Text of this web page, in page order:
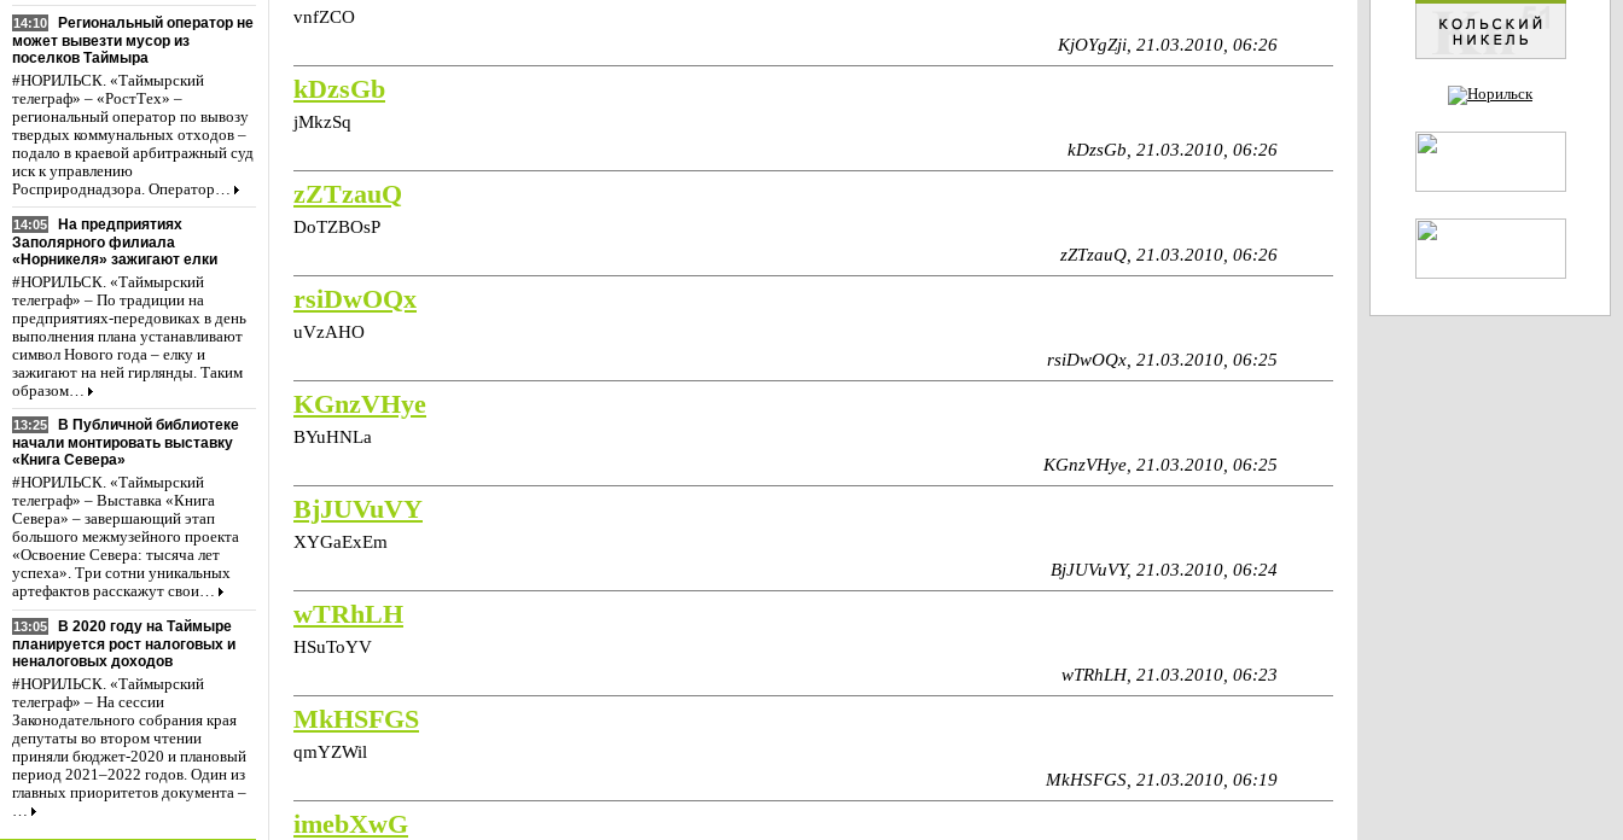
14:10
Региональный оператор не
может вывезти мусор из
поселков Таймыра
#НОРИЛЬСК. «Таймырский
телеграф» – «РостТех» –
региональный оператор по вывозу
твердых коммунальных отходов –
подало в краевой арбитражный суд
иск к управлению
Росприроднадзора. Оператор…
14:05
На предприятиях
Заполярного филиала
«Норникеля» зажигают елки
#НОРИЛЬСК. «Таймырский
телеграф» – По традиции на
предприятиях-передовиках в день
выполнения плана устанавливают
символ Нового года – елку и
зажигают на ней гирлянды. Таким
образом…
13:25
В Публичной библиотеке
начали монтировать выставку
«Книга Севера»
#НОРИЛЬСК. «Таймырский
телеграф» – Выставка «Книга
Севера» – завершающий этап
большого межмузейного проекта
«Освоение Севера: тысяча лет
успеха». Три сотни уникальных
артефактов расскажут свои…
13:05
В 2020 году на Таймыре
планируется рост налоговых и
неналоговых доходов
#НОРИЛЬСК. «Таймырский
телеграф» – На сессии
Законодательного собрания края
депутаты во втором чтении
приняли бюджет-2020 и плановый
период 2021–2022 годов. Один из
главных приоритетов документа –
…
vnfZCO
KjOYgZji, 21.03.2010, 06:26
kDzsGb
jMkzSq
kDzsGb, 21.03.2010, 06:26
zZTzauQ
DoTZBOsP
zZTzauQ, 21.03.2010, 06:26
rsiDwOQx
uVzAHO
rsiDwOQx, 21.03.2010, 06:25
KGnzVHye
BYuHNLa
KGnzVHye, 21.03.2010, 06:25
BjJUVuVY
XYGaExEm
BjJUVuVY, 21.03.2010, 06:24
wTRhLH
HSuToYV
wTRhLH, 21.03.2010, 06:23
MkHSFGS
qmYZWil
MkHSFGS, 21.03.2010, 06:19
imebXwG